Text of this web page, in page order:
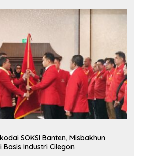
SOKSI Banten, Misbakhun
Basis Industri Cilegon